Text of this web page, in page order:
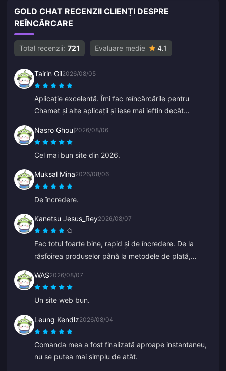
GOLD CHAT RECENZII CLIENȚI DESPRE
REÎNCĂRCARE
Total recenzii: 721 Evaluare medie 4.1
Tairin Gil2026/08/05
Aplicație excelentă. Îmi fac reîncărcările pentru
Chamet și alte aplicații și iese mai ieftin decât
Nasro Ghoul2026/08/06
Cel mai bun site din 2026.
Muksal Mina2026/08/06
De încredere.
Kanetsu Jesus_Rey2026/08/07
Fac totul foarte bine, rapid și de încredere. De la
răsfoirea produselor până la metodele de plată,
deoarece previne o mulțime de greșeli.
WAS2026/08/07
Un site web bun.
Leung Kendlz2026/08/04
Comanda mea a fost finalizată aproape instantaneu,
nu se putea mai simplu de atât.